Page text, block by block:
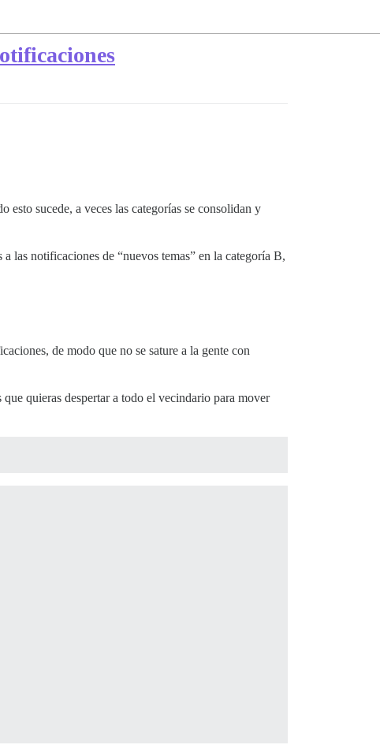
esto sucede, a veces las categorías se consolidan y
las notificaciones de “nuevos temas” en la categoría B,
de modo que no se sature a la gente con
quieras despertar a todo el vecindario para mover